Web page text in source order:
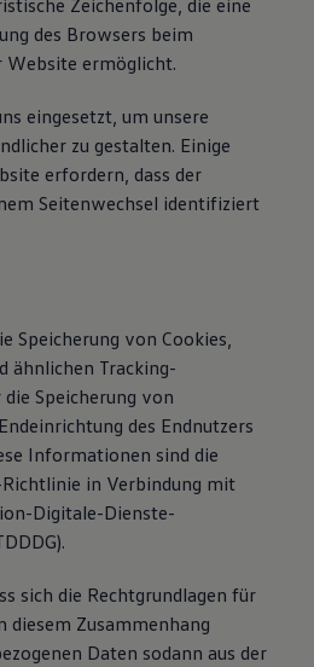
Zeichenfolge, die eine
des Browsers beim
Website ermöglicht.
eingesetzt, um unsere
zu gestalten. Einige
erfordern, dass der
Seitenwechsel identifiziert
Speicherung von Cookies,
ähnlichen Tracking-
Speicherung von
des Endnutzers
Informationen sind die
in Verbindung mit
Digitale-Dienste-
sich die Rechtgrundlagen für
diesem Zusammenhang
Daten sodann aus der